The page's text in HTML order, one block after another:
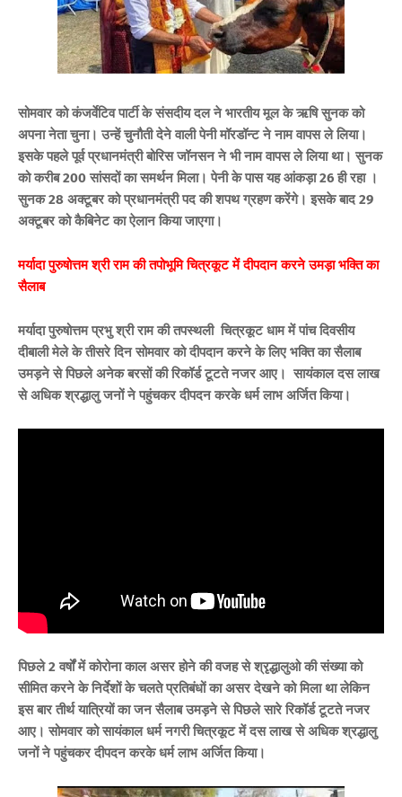
सोमवार को कंजर्वेटिव पार्टी के संसदीय दल ने भारतीय मूल के ऋषि सुनक को
अपना नेता चुना। उन्हें चुनौती देने वाली पेनी मॉरडॉन्ट ने नाम वापस ले लिया।
इसके पहले पूर्व प्रधानमंत्री बोरिस जॉनसन ने भी नाम वापस ले लिया था। सुनक
को करीब 200 सांसदों का समर्थन मिला। पेनी के पास यह आंकड़ा 26 ही रहा ।
सुनक 28 अक्टूबर को प्रधानमंत्री पद की शपथ ग्रहण करेंगे। इसके बाद 29
अक्टूबर को कैबिनेट का ऐलान किया जाएगा।
मर्यादा पुरुषोत्तम श्री राम की तपोभूमि चित्रकूट में दीपदान करने उमड़ा भक्ति का
सैलाब
मर्यादा पुरुषोत्तम प्रभु श्री राम की तपस्थली चित्रकूट धाम में पांच दिवसीय
दीबाली मेले के तीसरे दिन सोमवार को दीपदान करने के लिए भक्ति का सैलाब
उमड़ने से पिछले अनेक बरसों की रिकॉर्ड टूटते नजर आए। सायंकाल दस लाख
से अधिक श्रद्धालु जनों ने पहुंचकर दीपदन करके धर्म लाभ अर्जित किया।
पिछले 2 वर्षों में कोरोना काल असर होने की वजह से श्रृद्धालुओ की संख्या को
सीमित करने के निर्देशों के चलते प्रतिबंधों का असर देखने को मिला था लेकिन
इस बार तीर्थ यात्रियों का जन सैलाब उमड़ने से पिछले सारे रिकॉर्ड टूटते नजर
आए। सोमवार को सायंकाल धर्म नगरी चित्रकूट में दस लाख से अधिक श्रद्धालु
जनों ने पहुंचकर दीपदन करके धर्म लाभ अर्जित किया।